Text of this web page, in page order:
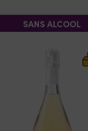
SANS ALCOOL